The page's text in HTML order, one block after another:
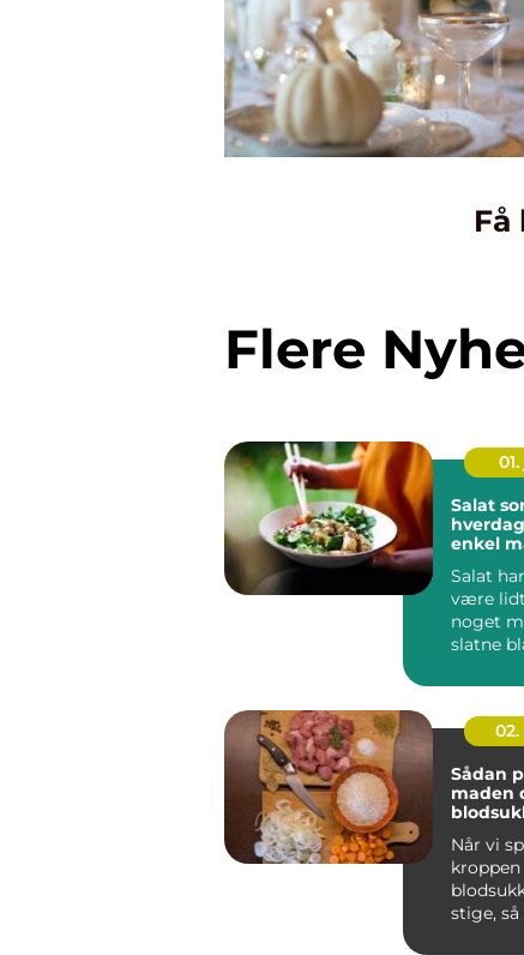
Flere
Salat
enkel
Salat
være
noget
slatne
Sådan
maden
Når vi
stige, så